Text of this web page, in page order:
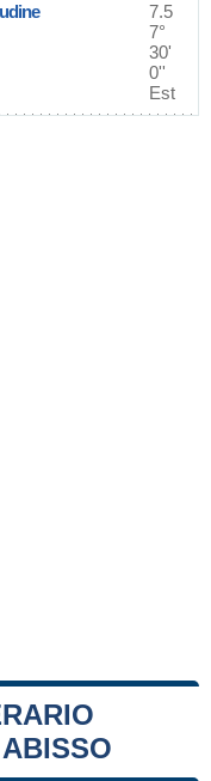
7.5
7°
30'
0''
Est
OpenStreetMap